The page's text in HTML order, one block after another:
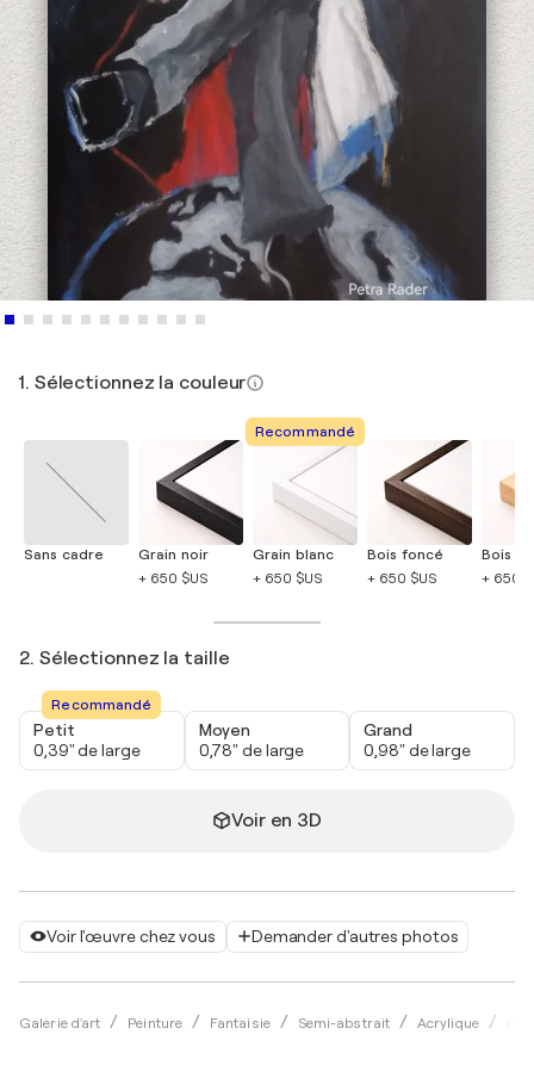
Voir l'œuvre chez vous Demander d'autres photos
Galerie d'art Peinture Fantaisie Semi-abstrait Acrylique
1. Sélectionnez la couleur
Sans cadre
Grain noir
+ 650 $US
Recommandé
Grain blanc
+ 650 $US
Bois foncé
+ 650 $US
Bois
+ 650
2. Sélectionnez la taille
Recommandé
Petit
0,39" de large
Moyen
0,78" de large
Grand
0,98" de large
Voir en 3D